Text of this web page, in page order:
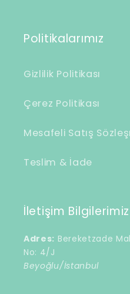
Politikalarımız
Gizlilik Politikası
Çerez Politikası
Mesafeli Satış
Teslim & İade
İletişim Bilgilerimiz
Adres: Bereketzade
No: 4/J
Beyoğlu/İstanbul